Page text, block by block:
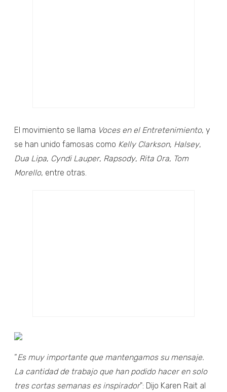
El movimiento se llama Voces en el Entretenimiento, y
se han unido famosas como Kelly Clarkson, Halsey,
Dua Lipa, Cyndi Lauper, Rapsody, Rita Ora, Tom
Morello, entre otras.
“Es muy importante que mantengamos su mensaje.
La cantidad de trabajo que han podido hacer en solo
tres cortas semanas es inspirador": Dijo Karen Rait al